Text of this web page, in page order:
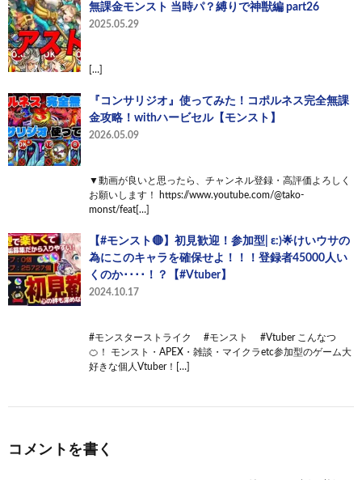
無課金モンスト 当時パ？縛りで神獣編 part26
2025.05.29
[…]
『コンサリジオ』使ってみた！コポルネス完全無課
金攻略！withハービセル【モンスト】
2026.05.09
▼動画が良いと思ったら、チャンネル登録・高評価よろしく
お願いします！ https://www.youtube.com/@tako-
monst/feat[…]
【#モンスト🔴】初見歓迎！参加型| ε:)🌟けいウサの
為にこのキャラを確保せよ！！！登録者45000人い
くのか････！？【#Vtuber】
2024.10.17
#モンスターストライク #モンスト #Vtuber こんなつ
🍊！ モンスト・APEX・雑談・マイクラetc参加型のゲーム大
好きな個人Vtuber！[…]
コメントを書く